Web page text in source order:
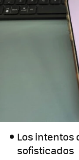
Los intentos
sofisticados